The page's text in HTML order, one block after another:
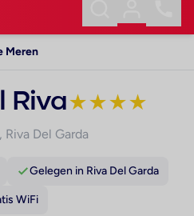
Meren
Riva★★★★
, Riva Del Garda
Gelegen in Riva Del Garda
WiFi